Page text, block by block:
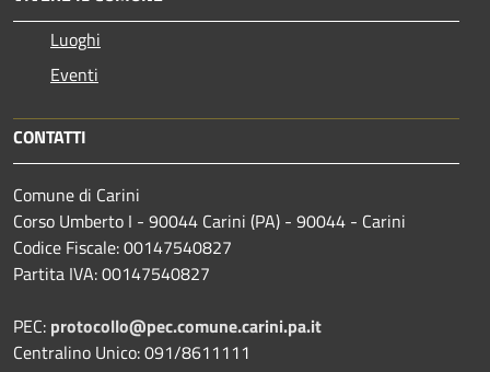
Luoghi
Eventi
CONTATTI
Comune di Carini
Corso Umberto I - 90044 Carini (PA) - 90044 - Carini
Codice Fiscale: 00147540827
Partita IVA: 00147540827
PEC: protocollo@pec.comune.carini.pa.it
Centralino Unico: 091/8611111